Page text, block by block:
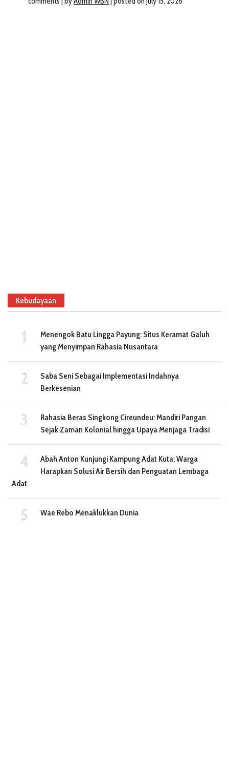
Kebudayaan
Menengok Batu Lingga Payung: Situs Keramat Galuh
yang Menyimpan Rahasia Nusantara
Saba Seni Sebagai Implementasi Indahnya
Berkesenian
Rahasia Beras Singkong Cireundeu: Mandiri Pangan
Sejak Zaman Kolonial hingga Upaya Menjaga Tradisi
Abah Anton Kunjungi Kampung Adat Kuta: Warga
Harapkan Solusi Air Bersih dan Penguatan Lembaga
Adat
Wae Rebo Menaklukkan Dunia